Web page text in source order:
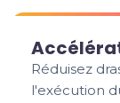
Réduisez
l'exécution